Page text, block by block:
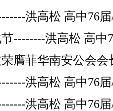
洪高松 高中76
--------洪高松 高
膺菲华南安公会
洪高松 高中76
洪高松 高中76